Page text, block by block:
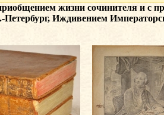
жизни сочинителя и с
Иждивением